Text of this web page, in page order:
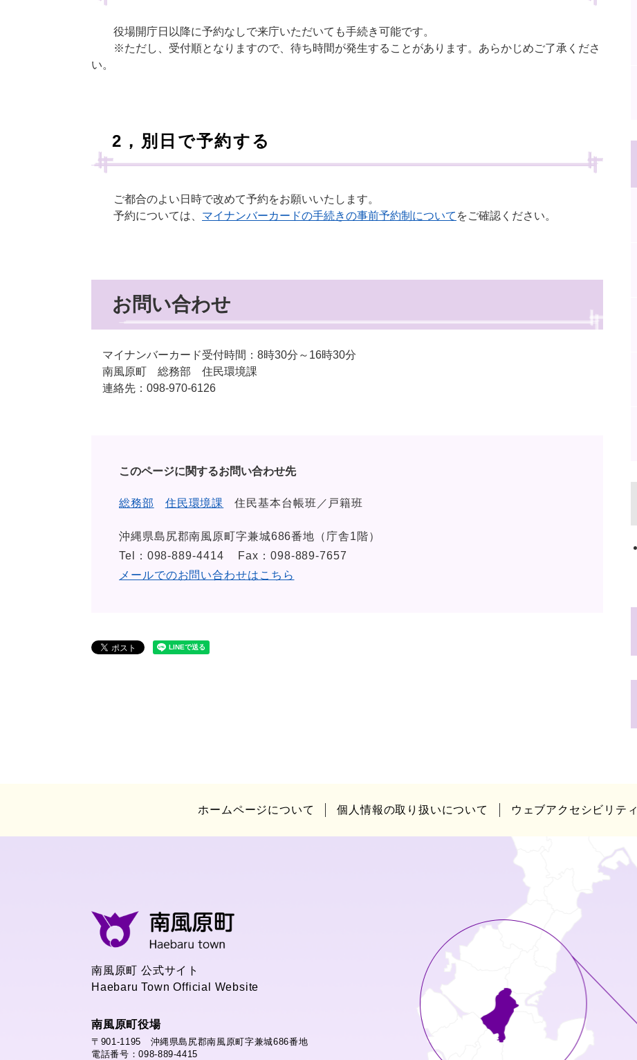
役場開庁日以降に予約なしで来庁いただいても手続き可能です。
※ただし、受付順となりますので、待ち時間が発生することがあります。あらかじめご了承くださ
い。
2，別日で予約する
ご都合のよい日時で改めて予約をお願いいたします。
予約については、 マイナンバーカードの手続きの事前予約制について をご確認ください。
お問い合わせ
マイナンバーカード受付時間：8時30分～16時30分
南風原町 総務部 住民環境課
連絡先：098-970-6126
このページに関するお問い合わせ先
総務部 住民環境課 住民基本台帳班／戸籍班
沖縄県島尻郡南風原町字兼城686番地（庁舎1階）
Tel：098-889-4414
Fax：098-889-7657
メールでのお問い合わせはこちら
ホームページについて 個人情報の取り扱いについて ウェブアクセシビリティ
南風原町 公式サイト
Haebaru Town Official Website
南風原町役場
〒901-1195 沖縄県島尻郡南風原町字兼城686番地
電話番号：098-889-4415